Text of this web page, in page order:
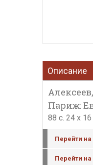
Описание
Париж:
88 c. 24 x
Перейти
Перейти